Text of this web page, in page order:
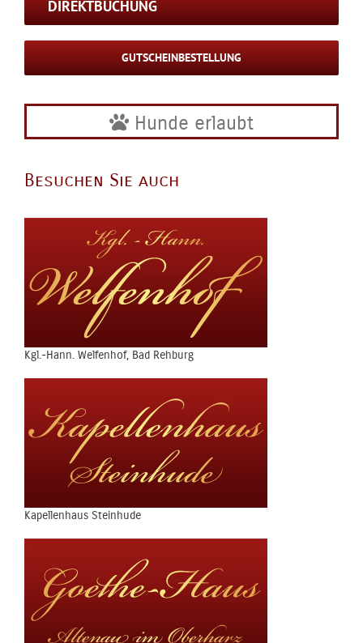
DIREKTBUCHUNG
GUTSCHEINBESTELLUNG
Hunde erlaubt
Besuchen Sie auch
Kgl.-Hann. Welfenhof, Bad Rehburg
Kapellenhaus Steinhude